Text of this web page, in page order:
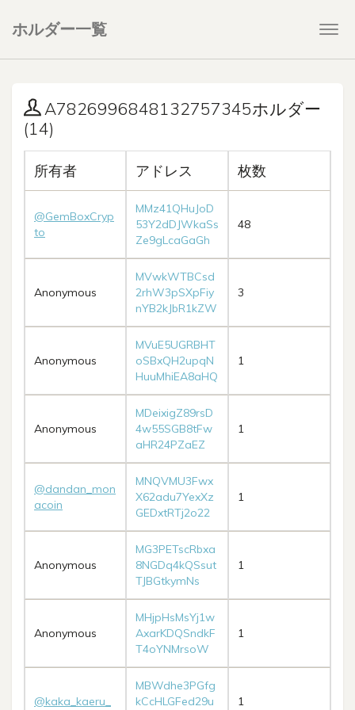
ホルダー一覧
A7826996848132757345ホルダー
(14)
所有者 アドレス 枚数
@GemBoxCryp
to
MMz41QHuJoD
53Y2dDJWkaSs
Ze9gLcaGaGh
48
Anonymous
MVwkWTBCsd
2rhW3pSXpFiy
nYB2kJbR1kZW
3
Anonymous
MVuE5UGRBHT
oSBxQH2upqN
HuuMhiEA8aHQ
1
Anonymous
MDeixigZ89rsD
4w55SGB8tFw
aHR24PZaEZ
1
@dandan_mon
acoin
MNQVMU3Fwx
X62adu7YexXz
GEDxtRTj2o22
1
Anonymous
MG3PETscRbxa
8NGDq4kQSsut
TJBGtkymNs
1
Anonymous
MHjpHsMsYj1w
AxarKDQSndkF
T4oYNMrsoW
1
@kaka_kaeru_
MBWdhe3PGfg
kCcHLGFed29u
1